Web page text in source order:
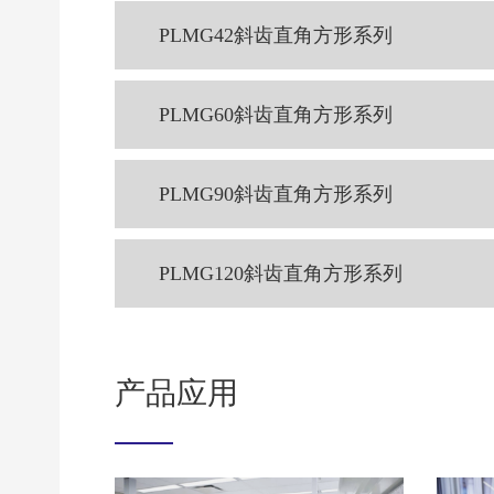
PLMG42斜齿直角方形系列
PLMG60斜齿直角方形系列
PLMG90斜齿直角方形系列
PLMG120斜齿直角方形系列
产品应用